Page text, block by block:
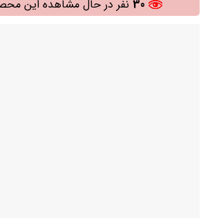
30 نفر در حال مشاهده این